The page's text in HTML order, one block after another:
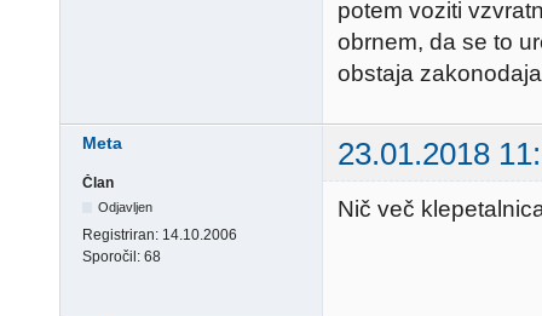
potem voziti
obrnem, da se to
obstaja
Meta 23.01.2018
Član
Odjavljen
Registriran: 14.10.2006
Sporočil: 68
Nič več